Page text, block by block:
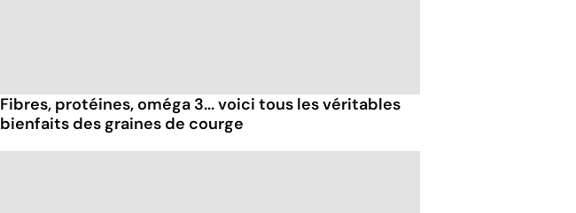
Fibres, protéines, oméga 3... voici tous les véritables
bienfaits des graines de courge